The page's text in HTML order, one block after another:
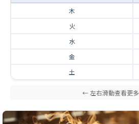
木
火
水
金
土